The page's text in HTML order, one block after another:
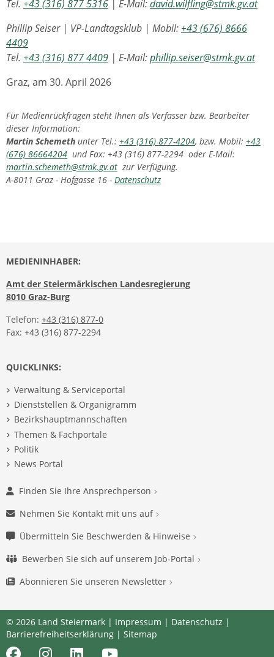
Tel. +43 (316) 877 5316 | E-Mail:david.wilfling@stmk.gv.at
Phillip Seiser | VP-Landtagsklub | Mobil: +43 (676) 8666
4409
Tel. +43 (316) 877 4409 | E-Mail:phillip.seiser@stmk.gv.at
Graz, am 30. April 2026
Für Medienrückfragen steht Ihnen als Verfasser bzw. Bearbeiter
dieser Information:
Martin Schemeth unter Tel.: +43 (316) 877-4204, bzw. Mobil: +43
(676) 86664204 und Fax: +43 (316) 877-2294 oder E-Mail:
martin.schemeth@stmk.gv.at zur Verfügung.
A-8011 Graz - Hofgasse 16 - Datenschutz
MEDIENINHABER:
Amt der Steiermärkischen Landesregierung
8010 Graz-Burg
Telefon: +43 (316) 877-0
Fax: +43 (316) 877-2294
QUICKLINKS:
Verwaltung & Serviceportal
Dienststellen & Organigramm
Bezirkshauptmannschaften
Themen & Fachportale
Politik
News Portal
Finden Sie Ihre Ansprechperson
Nehmen Sie Kontakt mit uns auf
Übermitteln Sie Beschwerden & Hinweise
Bewerben Sie sich auf unserem Job-Portal
Abonnieren Sie unseren Newsletter
© 2026 Land Steiermark | Impressum | Datenschutz |
Barrierefreiheitserklärung | Sitemap
FacebookInstagramLinkedInYoutube